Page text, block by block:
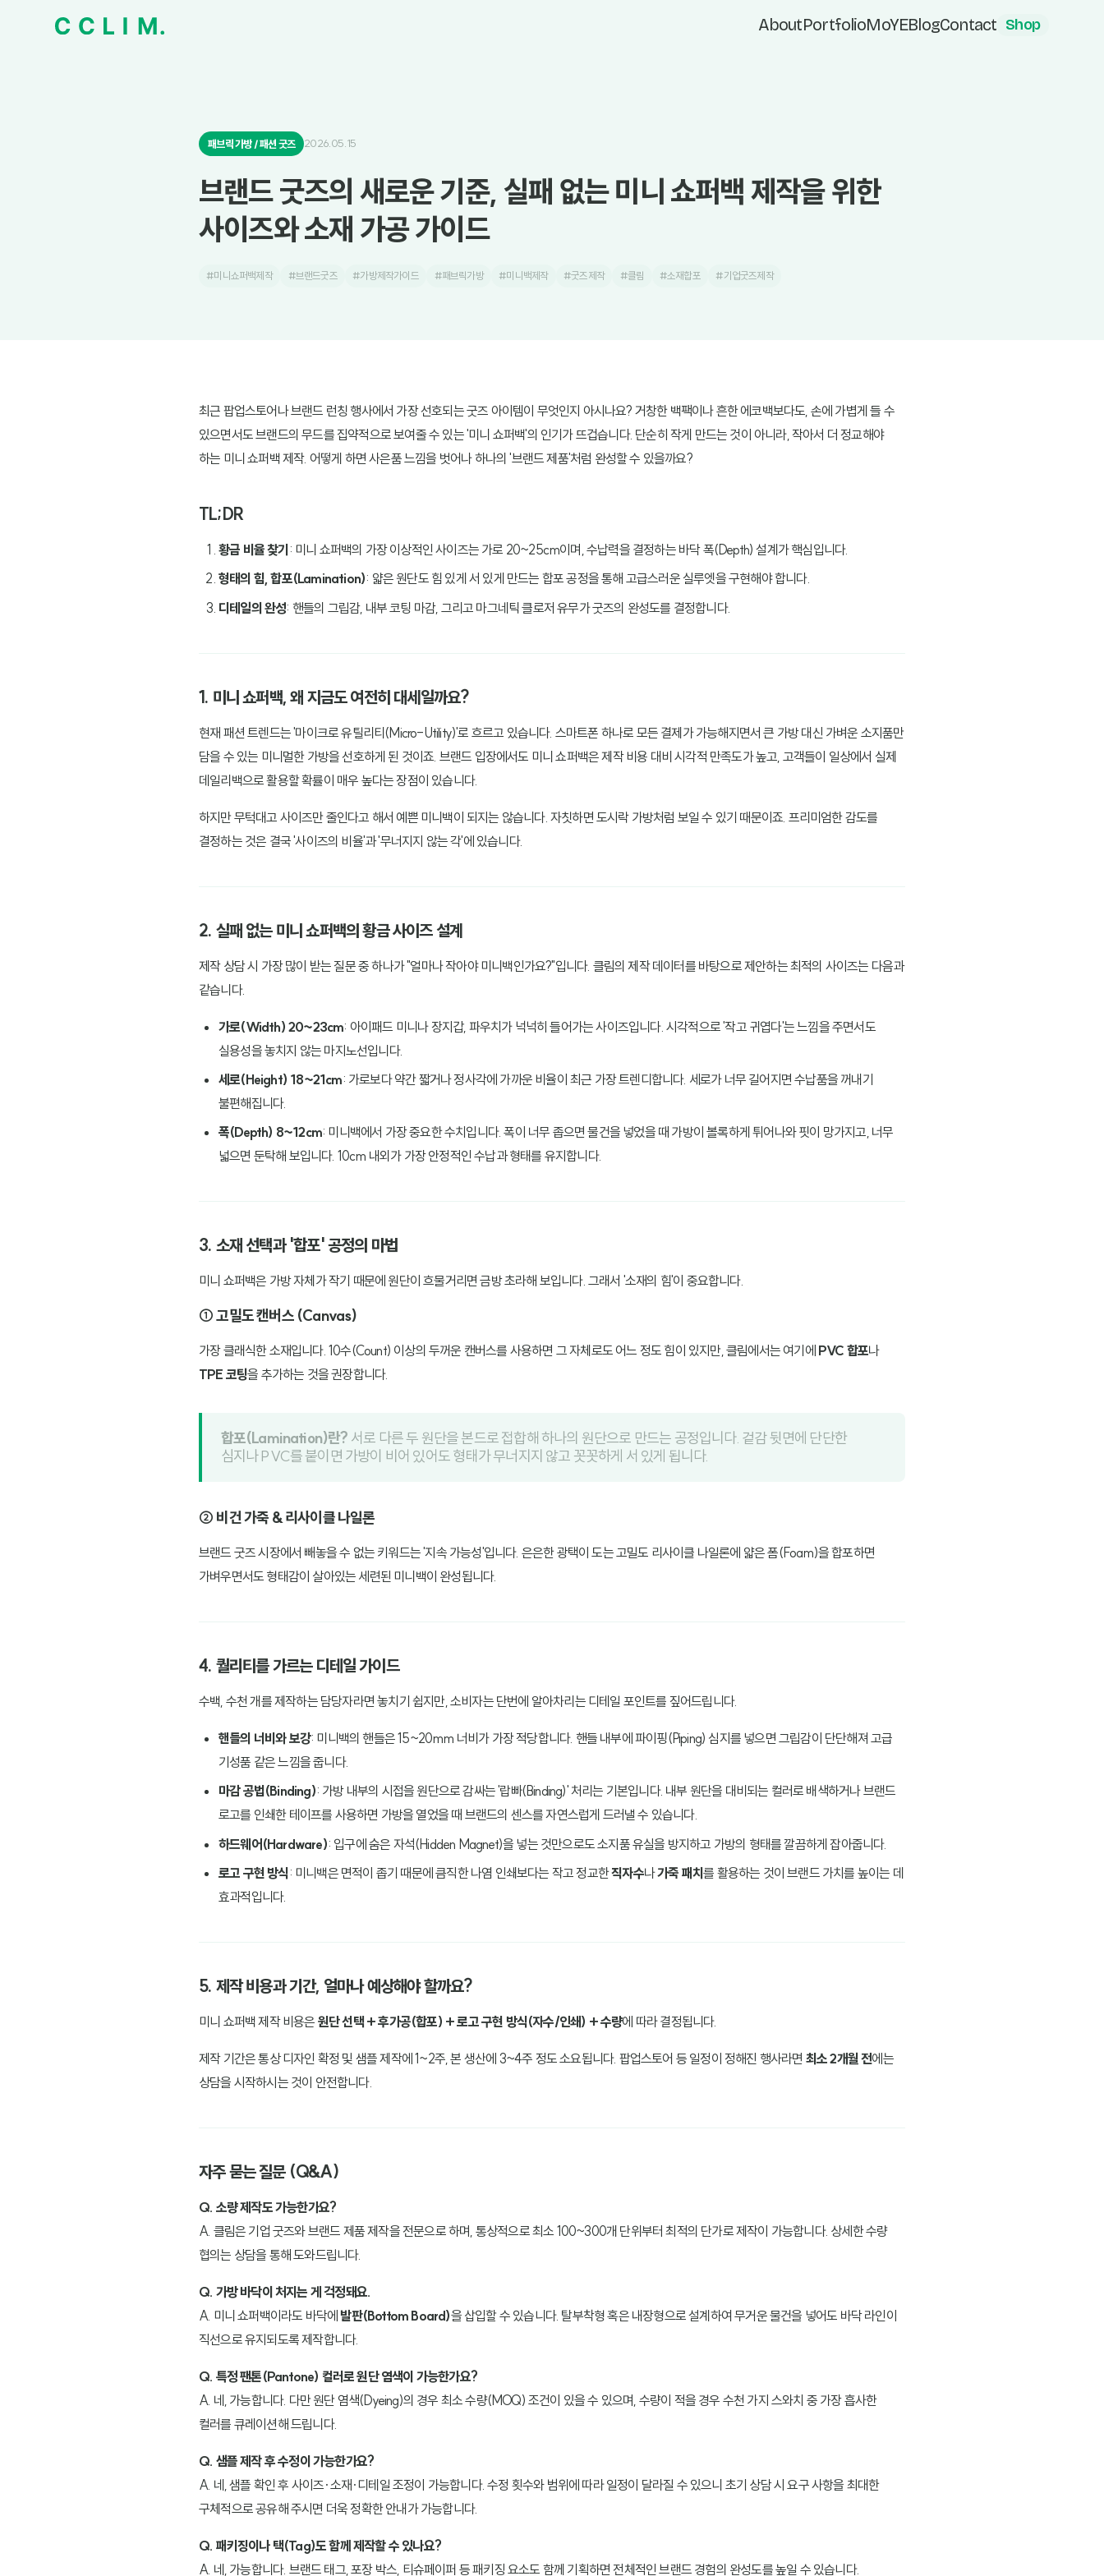
AboutPortfolioMoYEBlogContact Shop
패브릭 가방 / 패션 굿즈 2026.05.15
브랜드 굿즈의 새로운 기준, 실패 없는 미니 쇼퍼백 제작을 위한
사이즈와 소재 가공 가이드
#미니쇼퍼백제작 #브랜드굿즈 #가방제작가이드 #패브릭가방 #미니백제작 #굿즈제작 #클림 #소재합포 #기업굿즈제작
최근 팝업스토어나 브랜드 런칭 행사에서 가장 선호되는 굿즈 아이템이 무엇인지 아시나요? 거창한 백팩이나 흔한 에코백보다도, 손에 가볍게 들 수
있으면서도 브랜드의 무드를 집약적으로 보여줄 수 있는 '미니 쇼퍼백'의 인기가 뜨겁습니다. 단순히 작게 만드는 것이 아니라, 작아서 더 정교해야
하는 미니 쇼퍼백 제작. 어떻게 하면 사은품 느낌을 벗어나 하나의 '브랜드 제품'처럼 완성할 수 있을까요?
TL;DR
황금 비율 찾기: 미니 쇼퍼백의 가장 이상적인 사이즈는 가로 20~25cm이며, 수납력을 결정하는 바닥 폭(Depth) 설계가 핵심입니다.
형태의 힘, 합포(Lamination): 얇은 원단도 힘 있게 서 있게 만드는 합포 공정을 통해 고급스러운 실루엣을 구현해야 합니다.
디테일의 완성: 핸들의 그립감, 내부 코팅 마감, 그리고 마그네틱 클로저 유무가 굿즈의 완성도를 결정합니다.
1. 미니 쇼퍼백, 왜 지금도 여전히 대세일까요?
현재 패션 트렌드는 '마이크로 유틸리티(Micro-Utility)'로 흐르고 있습니다. 스마트폰 하나로 모든 결제가 가능해지면서 큰 가방 대신 가벼운 소지품만
담을 수 있는 미니멀한 가방을 선호하게 된 것이죠. 브랜드 입장에서도 미니 쇼퍼백은 제작 비용 대비 시각적 만족도가 높고, 고객들이 일상에서 실제
데일리백으로 활용할 확률이 매우 높다는 장점이 있습니다.
하지만 무턱대고 사이즈만 줄인다고 해서 예쁜 미니백이 되지는 않습니다. 자칫하면 도시락 가방처럼 보일 수 있기 때문이죠. 프리미엄한 감도를
결정하는 것은 결국 '사이즈의 비율'과 '무너지지 않는 각'에 있습니다.
2. 실패 없는 미니 쇼퍼백의 황금 사이즈 설계
제작 상담 시 가장 많이 받는 질문 중 하나가 "얼마나 작아야 미니백인가요?"입니다. 클림의 제작 데이터를 바탕으로 제안하는 최적의 사이즈는 다음과
같습니다.
가로(Width) 20~23cm: 아이패드 미니나 장지갑, 파우치가 넉넉히 들어가는 사이즈입니다. 시각적으로 '작고 귀엽다'는 느낌을 주면서도
실용성을 놓치지 않는 마지노선입니다.
세로(Height) 18~21cm: 가로보다 약간 짧거나 정사각에 가까운 비율이 최근 가장 트렌디합니다. 세로가 너무 길어지면 수납품을 꺼내기
불편해집니다.
폭(Depth) 8~12cm: 미니백에서 가장 중요한 수치입니다. 폭이 너무 좁으면 물건을 넣었을 때 가방이 볼록하게 튀어나와 핏이 망가지고, 너무
넓으면 둔탁해 보입니다. 10cm 내외가 가장 안정적인 수납과 형태를 유지합니다.
3. 소재 선택과 '합포' 공정의 마법
미니 쇼퍼백은 가방 자체가 작기 때문에 원단이 흐물거리면 금방 초라해 보입니다. 그래서 '소재의 힘'이 중요합니다.
① 고밀도 캔버스 (Canvas)
가장 클래식한 소재입니다. 10수(Count) 이상의 두꺼운 캔버스를 사용하면 그 자체로도 어느 정도 힘이 있지만, 클림에서는 여기에 PVC 합포나
TPE 코팅을 추가하는 것을 권장합니다.
합포(Lamination)란? 서로 다른 두 원단을 본드로 접합해 하나의 원단으로 만드는 공정입니다. 겉감 뒷면에 단단한
심지나 PVC를 붙이면 가방이 비어 있어도 형태가 무너지지 않고 꼿꼿하게 서 있게 됩니다.
② 비건 가죽 & 리사이클 나일론
브랜드 굿즈 시장에서 빼놓을 수 없는 키워드는 '지속 가능성'입니다. 은은한 광택이 도는 고밀도 리사이클 나일론에 얇은 폼(Foam)을 합포하면
가벼우면서도 형태감이 살아있는 세련된 미니백이 완성됩니다.
4. 퀄리티를 가르는 디테일 가이드
수백, 수천 개를 제작하는 담당자라면 놓치기 쉽지만, 소비자는 단번에 알아차리는 디테일 포인트를 짚어드립니다.
핸들의 너비와 보강: 미니백의 핸들은 15~20mm 너비가 가장 적당합니다. 핸들 내부에 파이핑(Piping) 심지를 넣으면 그립감이 단단해져 고급
기성품 같은 느낌을 줍니다.
마감 공법(Binding): 가방 내부의 시접을 원단으로 감싸는 '랍빠(Binding)' 처리는 기본입니다. 내부 원단을 대비되는 컬러로 배색하거나 브랜드
로고를 인쇄한 테이프를 사용하면 가방을 열었을 때 브랜드의 센스를 자연스럽게 드러낼 수 있습니다.
하드웨어(Hardware): 입구에 숨은 자석(Hidden Magnet)을 넣는 것만으로도 소지품 유실을 방지하고 가방의 형태를 깔끔하게 잡아줍니다.
로고 구현 방식 : 미니백은 면적이 좁기 때문에 큼직한 나염 인쇄보다는 작고 정교한직자수나가죽 패치를 활용하는 것이 브랜드 가치를 높이는 데
효과적입니다.
5. 제작 비용과 기간, 얼마나 예상해야 할까요?
미니 쇼퍼백 제작 비용은 원단 선택 + 후가공(합포) + 로고 구현 방식(자수/인쇄) + 수량에 따라 결정됩니다.
제작 기간은 통상 디자인 확정 및 샘플 제작에 1~2주, 본 생산에 3~4주 정도 소요됩니다. 팝업스토어 등 일정이 정해진 행사라면 최소 2개월 전에는
상담을 시작하시는 것이 안전합니다.
자주 묻는 질문 (Q&A)
Q. 소량 제작도 가능한가요?
A. 클림은 기업 굿즈와 브랜드 제품 제작을 전문으로 하며, 통상적으로 최소 100~300개 단위부터 최적의 단가로 제작이 가능합니다. 상세한 수량
협의는 상담을 통해 도와드립니다.
Q. 가방 바닥이 처지는 게 걱정돼요.
A. 미니 쇼퍼백이라도 바닥에 발판(Bottom Board)을 삽입할 수 있습니다. 탈부착형 혹은 내장형으로 설계하여 무거운 물건을 넣어도 바닥 라인이
직선으로 유지되도록 제작합니다.
Q. 특정 팬톤(Pantone) 컬러로 원단 염색이 가능한가요?
A. 네, 가능합니다. 다만 원단 염색(Dyeing)의 경우 최소 수량(MOQ) 조건이 있을 수 있으며, 수량이 적을 경우 수천 가지 스와치 중 가장 흡사한
컬러를 큐레이션해 드립니다.
Q. 샘플 제작 후 수정이 가능한가요?
A. 네, 샘플 확인 후 사이즈·소재·디테일 조정이 가능합니다. 수정 횟수와 범위에 따라 일정이 달라질 수 있으니 초기 상담 시 요구 사항을 최대한
구체적으로 공유해 주시면 더욱 정확한 안내가 가능합니다.
Q. 패키징이나 택(Tag)도 함께 제작할 수 있나요?
A. 네, 가능합니다. 브랜드 태그, 포장 박스, 티슈페이퍼 등 패키징 요소도 함께 기획하면 전체적인 브랜드 경험의 완성도를 높일 수 있습니다.